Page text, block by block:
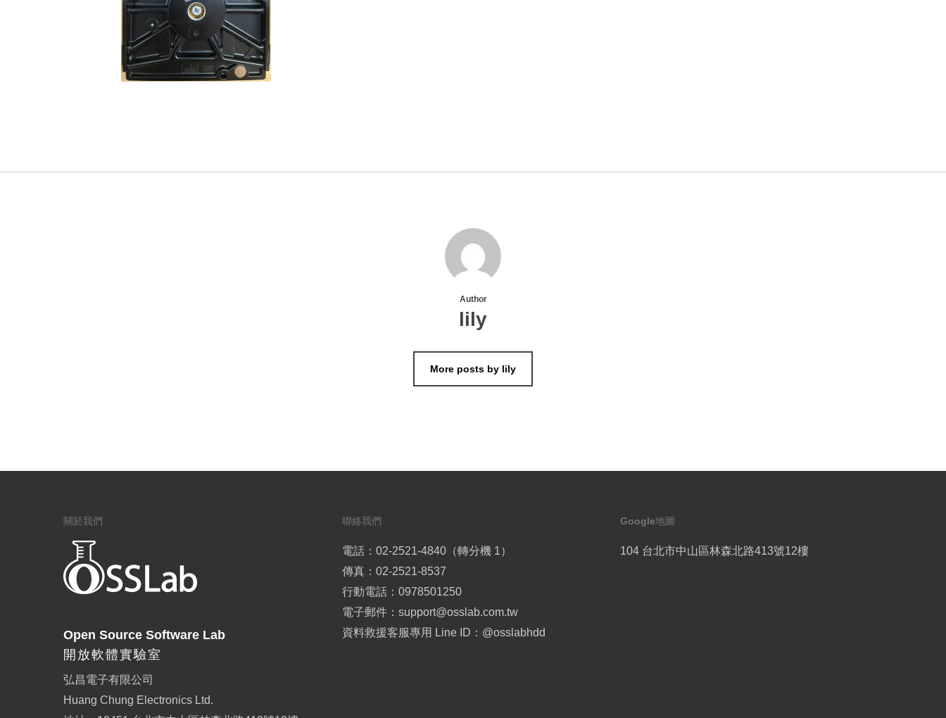
Author
lily
More posts by lily
關於我們
Open Source Software Lab
開放軟體實驗室
弘昌電子有限公司
Huang Chung Electronics Ltd.
聯絡我們
電話：02-2521-4840（轉分機 1）
傳真：02-2521-8537
行動電話：0978501250
電子郵件： support@osslab.com.tw
資料救援客服專用 Line ID： @osslabhdd
Google地圖
104 台北市中山區林森北路413號12樓